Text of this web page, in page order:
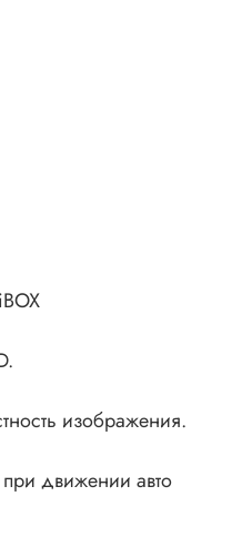
изображения.
движении авто